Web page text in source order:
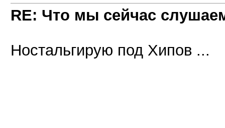
RE: Что мы сейчас
Ностальгирую под Хипов ...